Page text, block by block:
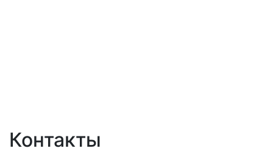
Контакты